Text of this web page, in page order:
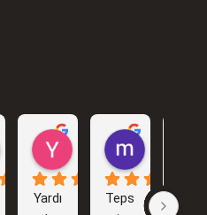
Gökhan Araçlı
1 yıl önce
Yunus Karakuş
2 yıl önce
Yardı
murat
Teps